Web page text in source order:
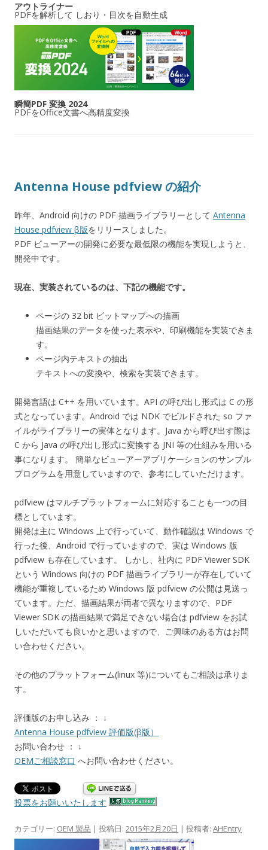
アウトライナー
PDFを解析して しおり・目次を自動生成
瞬簡PDF 変換 2024
PDFをOffice文書へ高精度変換
Antenna House pdfview の紹介
昨年、Android 向けの PDF 描画ライブラリーとして Antenna
House pdfview β版をリリースしました。
PDF ビューアーの開発に必要な最低限の機能を実現しようと、
開発中です。
現在、実装されているのは、下記の機能です。
ページの 32 bit ビットマップへの描画
描画結果のデータを使った表示や、印刷機能を実装できま
す。
ページ内テキストの抽出
テキストへの変換や、検索を実装できます。
開発言語は C++ を用いています。API の呼び出し形式は C の形
式となっています。Android では NDK でビルドされた so ファ
イルがライブラリーの実体となります。Java から呼び出す際は
C から Java の呼び出し形式に変換する JNI 等の仕組みを用いる
事になります。 簡単なビューアーアプリケーションのサンプル
プログラムを用意していますので、参考にしていただけます。
pdfview はマルチプラットフォームに対応することも一つの目
標としています。
開発は主に Windows 上で行っていて、動作確認は Windows で
行った後、Android で行っていますので、実は Windows 版
pdfview も存在しています。 しかし、社内に PDF Viewer SDK
という Windows 向けの PDF 描画ライブラリーが存在していて
機能が重複しているため Windows 版 pdfview の公開は見送っ
ています。ただ、描画結果が両者で異なりますので、PDF
Viewer SDK の描画結果で満足できない場合は pdfview をお試
しいただいても良いかと思いますので、ご興味のある方はお問
い合わせください。
その他のプラットフォーム(linux 等)についてもご相談は承りま
す。
評価版のお申し込み ： ↓
Antenna House pdfview 評価版(β版）
お問い合わせ ： ↓
OEMご相談窓口 へお問い合わせください。
投票をお願いいたします
カテゴリー: OEM 製品 | 投稿日: 2015年2月20日 | 投稿者: AHEntry